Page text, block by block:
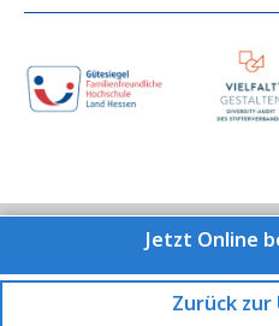
Zurück zur
Jetzt Online